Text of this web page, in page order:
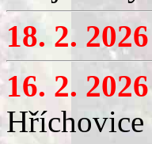
18. 2.
16. 2.
Hříchovice